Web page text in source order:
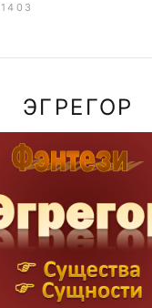
1403
ЭГРЕГОР